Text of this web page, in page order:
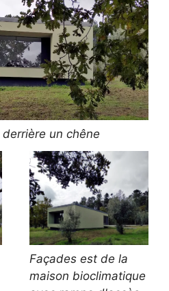
un chêne
Façades est de la
maison bioclimatique